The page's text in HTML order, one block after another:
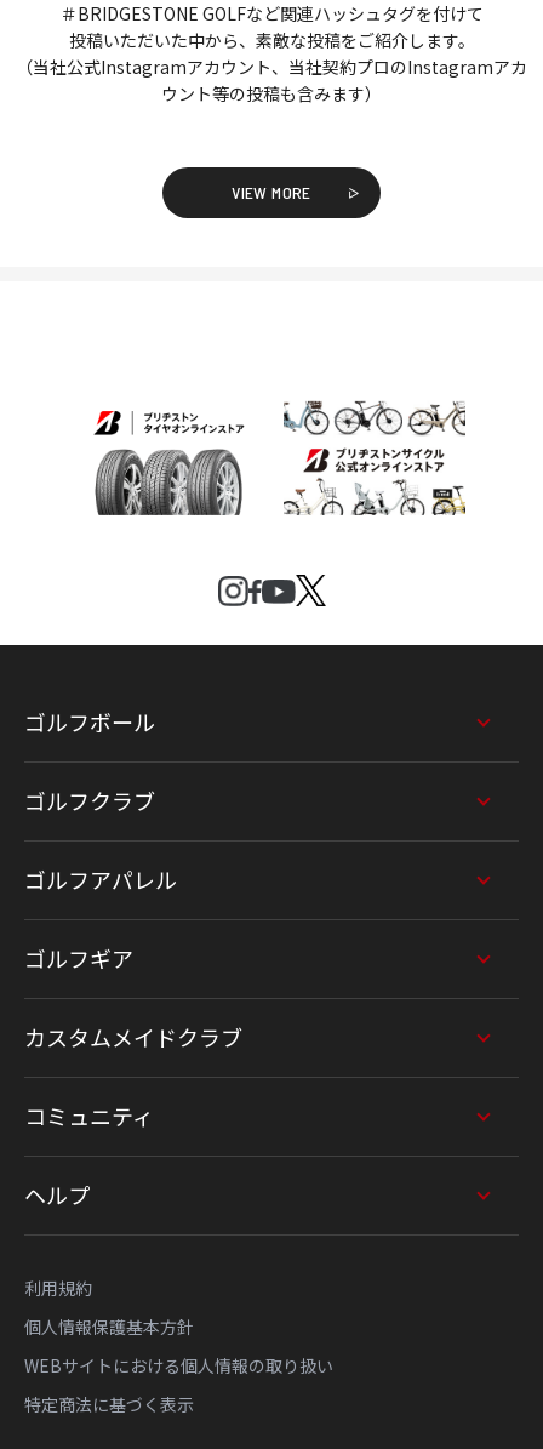
＃BRIDGESTONE GOLFなど関連ハッシュタグを付けて
投稿いただいた中から、素敵な投稿をご紹介します。
（当社公式Instagramアカウント、当社契約プロのInstagramアカ
ウント等の投稿も含みます）
VIEW MORE
ゴルフボール
ゴルフクラブ
ゴルフアパレル
ゴルフギア
カスタムメイドクラブ
コミュニティ
ヘルプ
利用規約
個人情報保護基本方針
WEBサイトにおける個人情報の取り扱い
特定商法に基づく表示